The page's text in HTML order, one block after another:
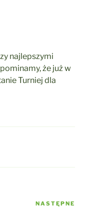
najlepszymi
że już w
Turniej dla
NASTĘPNE